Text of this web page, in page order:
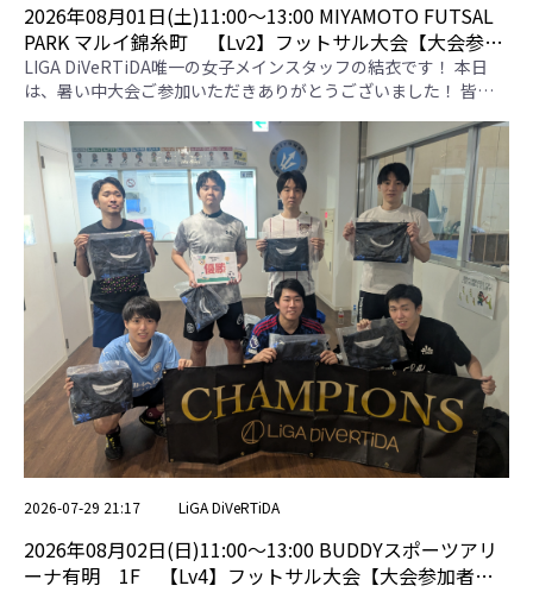
2026年08月01日(土)11:00〜13:00 MIYAMOTO FUTSAL
PARK マルイ錦糸町 【Lv2】フットサル大会【大会参加
者用専用ページ】
LIGA DiVeRTiDA唯一の女子メインスタッフの結衣です！ 本日
は、暑い中大会ご参加いただきありがとうございました！ 皆さ
お会いできることを楽しみにしてます😊 【Space BD】 チームメ
ンバーさん全員で戦ってる姿最高でした！ 【わ】 一番盛り上げ
るのが最強のチームさんです！メンバーさん全員でプレーしてる
姿かっこよかったです！ 【勇作フレンズ】 キーパーさんのナイ
スセーブが最強のチームさんです！ 【k-1】 久しぶりに皆さんで
集まって大会参加いただきました！ゴール前で遊び心あるプレー
最高でした！ 【FC錦糸町】 キーパーさんのナイスボールからシ
ュートまで決めきる姿最強でした！ 優勝は、、、。錦糸町選抜
さんです！おめでとうございます！ Space BD わ 勇作フレンズ
2-3 4 . 1-3 7 . 4-2 10 . 0-2 3 -3 7 10 4 わ 1 . 3-2 ＊ 6 . 0-2 9 . 3-0 3 .
1-3 6 0 7 7 3 勇作フレンズ 4 . 3-1 6 . 2-0 ＊ 2 . 2-1 8 . 2-2 10 5 9 4
2 k-1 7 . 2-4 9 . 0-3 2 . 1-2 ＊ 5 . 0-2 0 -8 3 11 5 FC錦糸町 10 . 2-0
3 . 3-1 8 . 2-2 5 . 2-0 ＊ 10 6 9 3 1
2026-07-29 21:17 LiGA DiVeRTiDA
2026年08月02日(日)11:00〜13:00 BUDDYスポーツアリ
ーナ有明 1F 【Lv4】フットサル大会【大会参加者用